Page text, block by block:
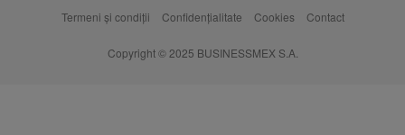
Termeni și condiții Confidențialitate Cookies Contact
Copyright © 2025 BUSINESSMEX S.A.